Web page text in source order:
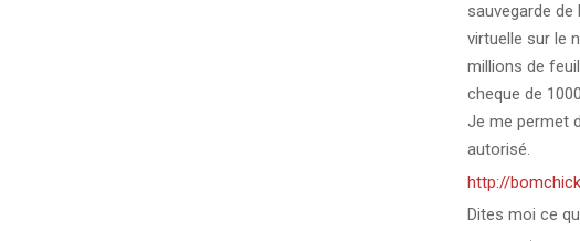
sauvegarde
virtuelle sur le
millions de
cheque de
Je me permet
autorisé.
http://
Dites moi ce